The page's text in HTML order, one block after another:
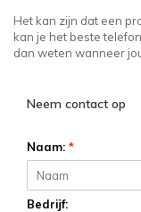
Het kan zijn dat een
kan je het beste
dan weten wanneer
Neem contact op
Naam: *
Bedrijf: